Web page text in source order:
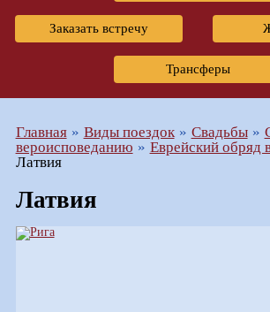
Заказать встречу
Трансферы
Главная Виды поездок Свадьбы
вероисповеданию
Еврейский обряд
Латвия
Латвия